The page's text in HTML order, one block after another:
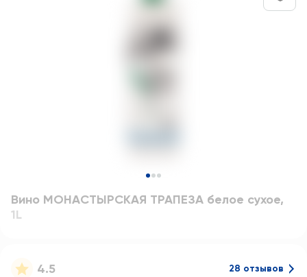
Вино МОНАСТЫРСКАЯ ТРАПЕЗА белое сухое,
1L
4.5 28 отзывов